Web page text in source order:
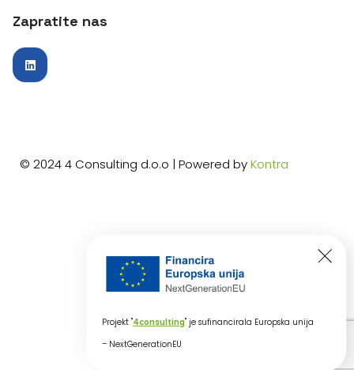
Zapratite nas
© 2024 4 Consulting d.o.o | Powered byKontra
Projekt "4consulting" je sufinancirala Europska unija
– NextGenerationEU